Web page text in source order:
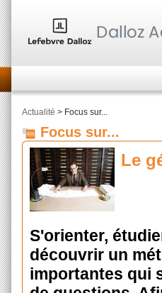
Actualité > Focus sur...
Focus sur...
Le
S'orienter,
découvrir un
importantes qui